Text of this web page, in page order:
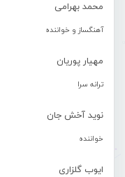
محمد بهرامی
آهنگساز و خواننده
مهیار پوریان
ترانه سرا
نوید آخش جان
خواننده
ایوب گلزاری